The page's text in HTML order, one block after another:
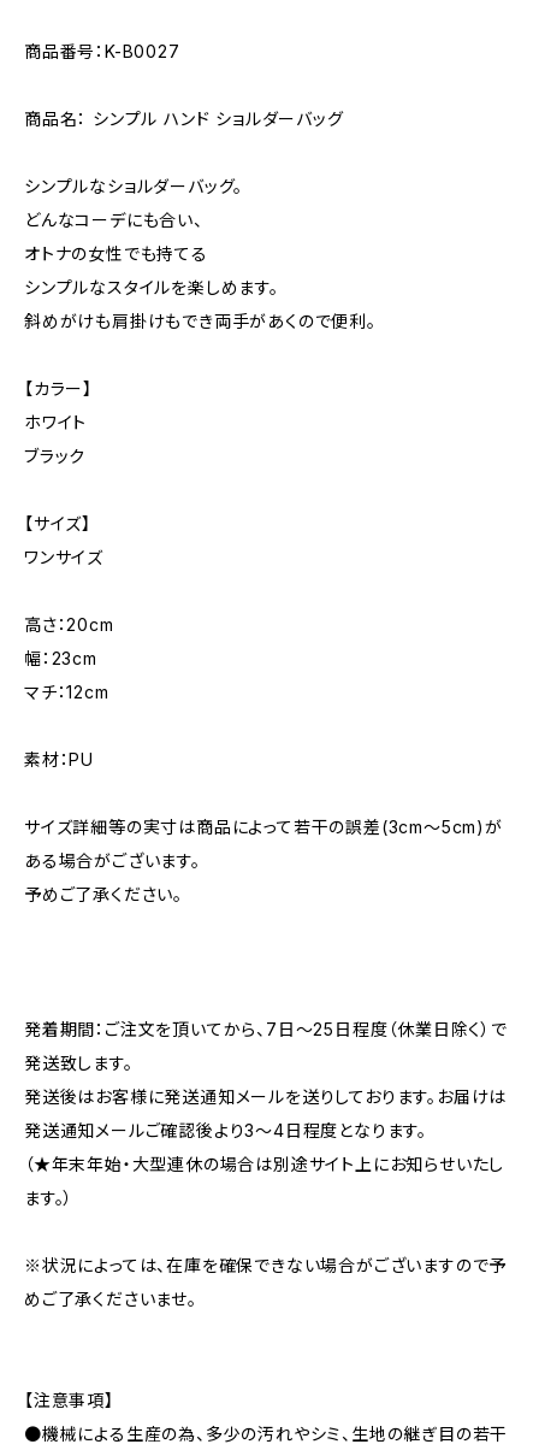
商品番号：K-B0027
商品名： シンプル ハンド ショルダーバッグ
シンプルなショルダーバッグ。
どんなコーデにも合い、
オトナの女性でも持てる
シンプルなスタイルを楽しめます。
斜めがけも肩掛けもでき両手があくので便利。
【カラー】
ホワイト
ブラック
【サイズ】
ワンサイズ
高さ：20cm
幅：23cm
マチ：12cm
素材：PU
サイズ詳細等の実寸は商品によって若干の誤差(3cm〜5cm)が
ある場合がございます。
予めご了承ください。
発着期間：ご注文を頂いてから、7日〜25日程度（休業日除く）で
発送致します。
発送後はお客様に発送通知メールを送りしております。お届けは
発送通知メールご確認後より3〜4日程度となります。
（★年末年始・大型連休の場合は別途サイト上にお知らせいたし
ます。）
※状況によっては、在庫を確保できない場合がございますので予
めご了承くださいませ。
【注意事項】
●機械による生産の為、多少の汚れやシミ、生地の継ぎ目の若干